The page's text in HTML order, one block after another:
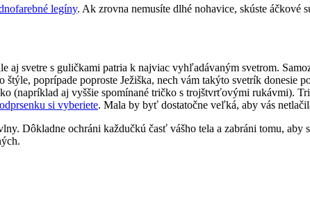
legíny. Ak zrovna nemusíte dlhé nohavice, skúste áčkové
aj svetre s guličkami patria k najviac vyhľadávaným svetrom.
poprípade poproste Ježiška, nech vám takýto svetrík donesie
(napríklad aj vyššie spomínané tričko s trojštvrťovými rukávmi).
si vyberiete. Mala by byť dostatočne veľká, aby vás
Dôkladne ochráni každučkú časť vášho tela a zabráni tomu, aby